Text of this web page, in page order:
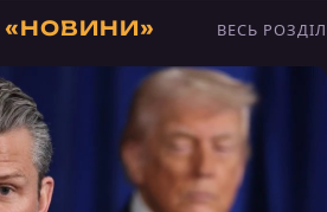
ВЕСЬ РОЗДІЛ